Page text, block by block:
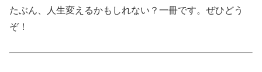
たぶん、人生変えるかもしれない？一冊です。ぜひどう
ぞ！